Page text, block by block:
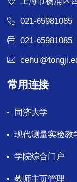
021-65981085
021-65981085
常用连接
同济大学
现代测量实验教
学院综合门户
教师主页管理